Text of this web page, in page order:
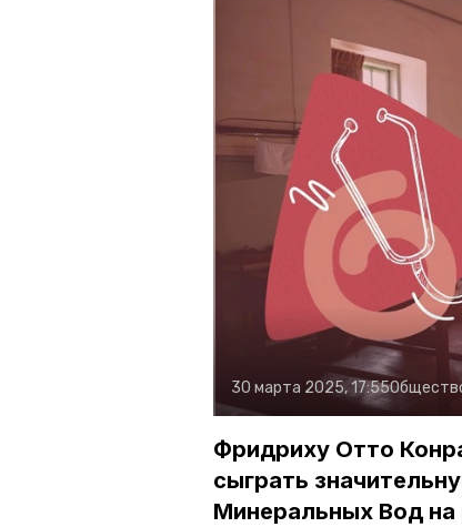
30 марта 2025, 17:55
Фридриху Отто
сыграть
Минеральных Вод на